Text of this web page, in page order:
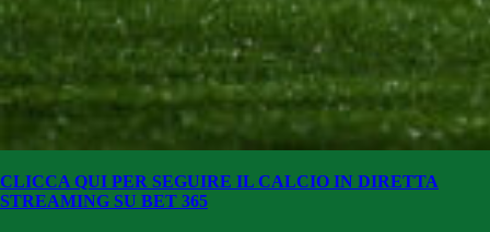
CLICCA QUI PER SEGUIRE IL CALCIO IN DIRETTA
STREAMING SU BET 365